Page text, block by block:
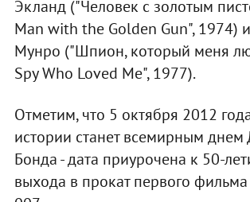
Экланд ("Человек с золотым
Man with the Golden Gun", 1974)
Мунро ("Шпион, который меня
Spy Who Loved Me", 1977).
Отметим, что 5 октября 2012
истории станет всемирным
Бонда - дата приурочена к 50-
выхода в прокат первого фильма